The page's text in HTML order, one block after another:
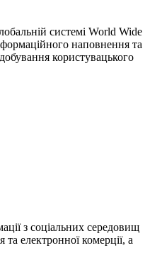
системі World Wide
наповнення та
користувацького
з соціальних середовищ
електронної комерції, а